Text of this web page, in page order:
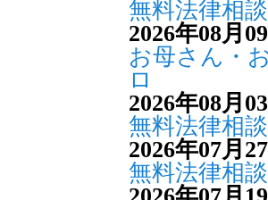
無料法律相談
2026年08月
お母さん・
ロ
2026年08月
無料法律相談
2026年07月
無料法律相談